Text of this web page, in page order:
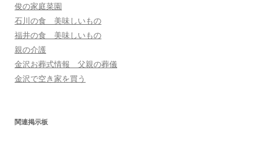
俊の家庭菜園
石川の食 美味しいもの
福井の食 美味しいもの
親の介護
金沢お葬式情報 父親の葬儀
金沢で空き家を買う
関連掲示板